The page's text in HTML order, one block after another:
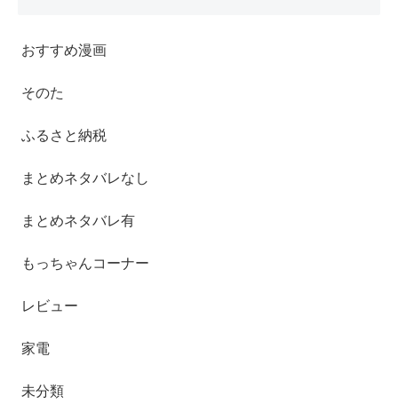
おすすめ漫画
そのた
ふるさと納税
まとめネタバレなし
まとめネタバレ有
もっちゃんコーナー
レビュー
家電
未分類